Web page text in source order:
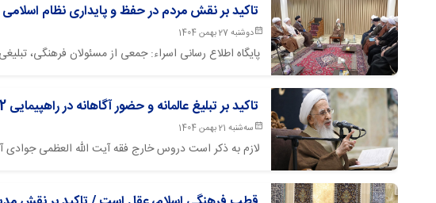
تاکید بر نقش مردم در حفظ و پایداری نظام اسلامی
دوشنبه 27 بهمن 1404
پایگاه اطلاع رسانی اسراء: جمعی از مسئولان فرهنگی،
تاکید بر تبلیغ عالمانه و حضور آگاهانه در راهپیمایی 22 بهمن / این راهپیمايی از شعائر عظیم است / تأکید بر لزوم حفظ دستاوردهای انقلاب اسلامی
سه‌شنبه 21 بهمن 1404
لازم به ذکر است دروس خارج فقه آیت الله العظمی جوادی